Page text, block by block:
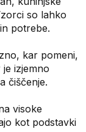
so lahko
potrebe.
kar pomeni,
izjemno
čiščenje.
visoke
kot podstavki